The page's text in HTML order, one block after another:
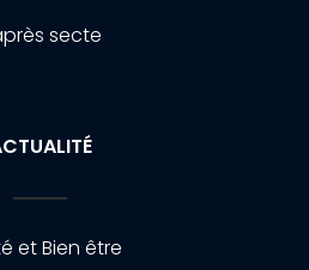
secte
et Bien être